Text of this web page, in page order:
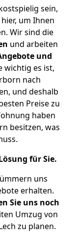
sein,
um Ihnen
Wir sind die
und arbeiten
und
wichtig es ist,
nach
und deshalb
Preise zu
haben
besitzen, was
für Sie.
uns
erhalten.
Sie uns noch
Umzug von
zu planen.